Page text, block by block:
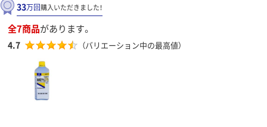
33万回購入いただきました！
全7商品があります。
4.7 （バリエーション中の最高値）